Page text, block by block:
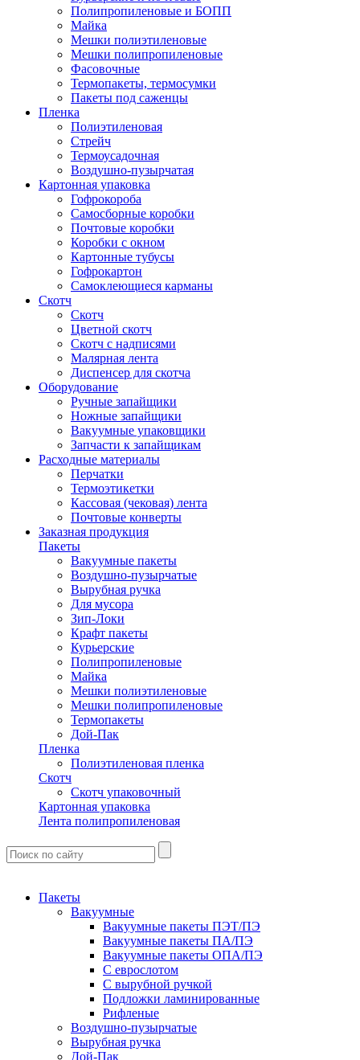
Полипропиленовые и БОПП
Майка
Мешки полиэтиленовые
Мешки полипропиленовые
Фасовочные
Термопакеты, термосумки
Пакеты под саженцы
Пленка
Полиэтиленовая
Стрейч
Термоусадочная
Воздушно-пузырчатая
Картонная упаковка
Гофрокороба
Самосборные коробки
Почтовые коробки
Коробки с окном
Картонные тубусы
Гофрокартон
Самоклеющиеся карманы
Скотч
Скотч
Цветной скотч
Скотч с надписями
Малярная лента
Диспенсер для скотча
Оборудование
Ручные запайщики
Ножные запайщики
Вакуумные упаковщики
Запчасти к запайщикам
Расходные материалы
Перчатки
Термоэтикетки
Кассовая (чековая) лента
Почтовые конверты
Заказная продукция
Пакеты
Вакуумные пакеты
Воздушно-пузырчатые
Вырубная ручка
Для мусора
Зип-Локи
Крафт пакеты
Курьерские
Полипропиленовые
Майка
Мешки полиэтиленовые
Мешки полипропиленовые
Термопакеты
Дой-Пак
Пленка
Полиэтиленовая пленка
Скотч
Скотч упаковочный
Картонная упаковка
Лента полипропиленовая
Пакеты
Вакуумные
Вакуумные пакеты ПЭТ/ПЭ
Вакуумные пакеты ПА/ПЭ
Вакуумные пакеты ОПА/ПЭ
С еврослотом
С вырубной ручкой
Подложки ламинированные
Рифленые
Воздушно-пузырчатые
Вырубная ручка
Дой-Пак